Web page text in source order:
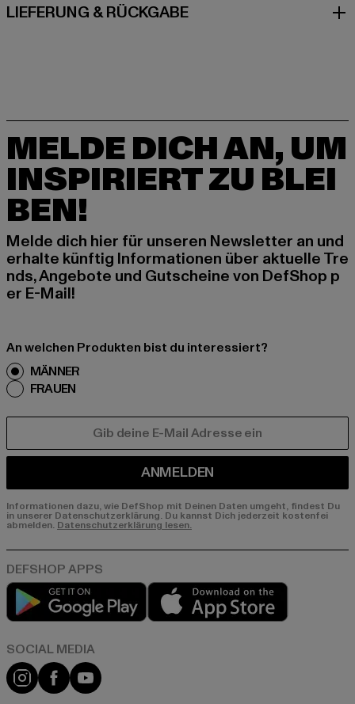
LIEFERUNG & RÜCKGABE
MELDE DICH AN, UM
INSPIRIERT ZU BLEI
BEN!
Melde dich hier für unseren Newsletter an und
erhalte künftig Informationen über aktuelle Tre
nds, Angebote und Gutscheine von DefShop p
er E-Mail!
An welchen Produkten bist du interessiert?
MÄNNER
FRAUEN
ANMELDEN
Informationen dazu, wie DefShop mit Deinen Daten umgeht, findest Du
in unserer Datenschutzerklärung. Du kannst Dich jederzeit kostenfei
abmelden. Datenschutzerklärung lesen.
Play market
Instagram
FacebookYouTube